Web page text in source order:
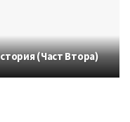
(Част Втора)